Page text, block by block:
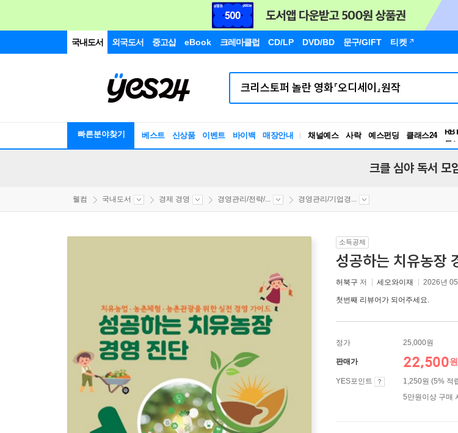
국내도서 외국도서 중고샵 eBook 크레마클럽 CD/LP DVD/BD 문구/GIFT 티켓
빠른분야찾기 베스트 신상품 이벤트 바이백 매장안내 채널예스 사락 예스펀딩 클래스24
독
크클 심야 독서 모
웰컴 국내도서 경제 경영 경영관리/전략/... 경영관리/기업경...
소득공제
성공하는 치유농장
허북구 저 세오와이재 2026년
첫번째 리뷰어가 되어주세요.
정가 25,000원
판매가 22,500원
YES포인트
1,250원 (5% 적
5만원이상 구매